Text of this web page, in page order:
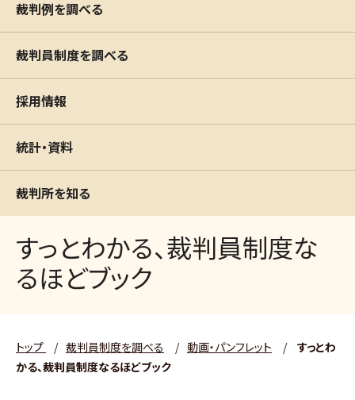
裁判例を調べる
裁判員制度を調べる
採用情報
統計・資料
裁判所を知る
すっとわかる、裁判員制度な
るほどブック
トップ / 裁判員制度を調べる / 動画・パンフレット /
すっとわ
かる、裁判員制度なるほどブック